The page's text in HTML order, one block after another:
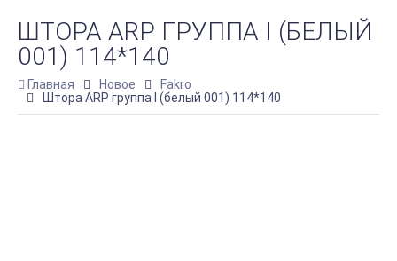
ШТОРА ARP ГРУППА I (БЕЛЫЙ
001) 114*140
Главная Новое
Fakro
Штора ARP группа I (белый 001) 114*140